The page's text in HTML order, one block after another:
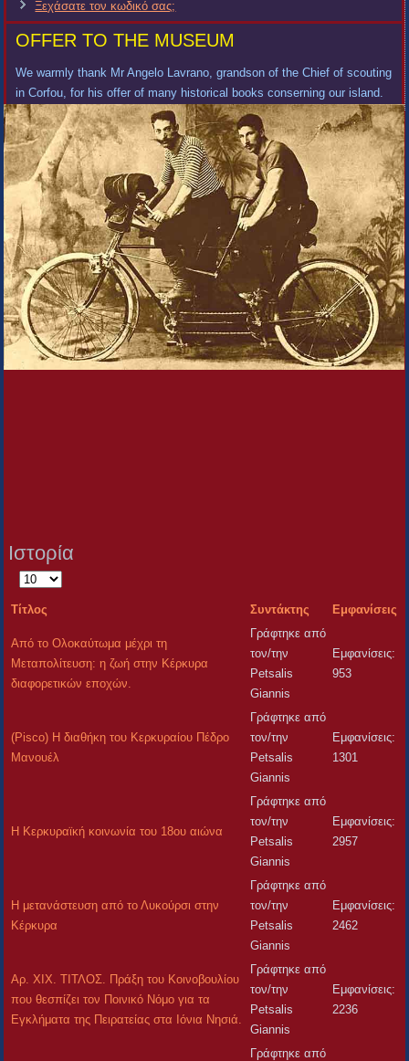
Ξεχάσατε τον κωδικό σας;
OFFER TO THE MUSEUM
We warmly thank Mr Angelo Lavrano, grandson of the Chief of scouting
in Corfou, for his offer of many historical books conserning our island.
Ιστορία
Εμφάνιση
Τίτλος Συντάκτης Εμφανίσεις
Από το Ολοκαύτωμα μέχρι τη
Μεταπολίτευση: η ζωή στην Κέρκυρα
διαφορετικών εποχών.
Γράφτηκε από
τον/την
Petsalis
Giannis
Εμφανίσεις:
953
(Pisco) Η διαθήκη του Κερκυραίου Πέδρο
Μανουέλ
Γράφτηκε από
τον/την
Petsalis
Giannis
Εμφανίσεις:
1301
Η Κερκυραϊκή κοινωνία του 18ου αιώνα
Γράφτηκε από
τον/την
Petsalis
Giannis
Εμφανίσεις:
2957
Η μετανάστευση από το Λυκούρσι στην
Κέρκυρα
Γράφτηκε από
τον/την
Petsalis
Giannis
Εμφανίσεις:
2462
Αρ. XIX. ΤΙΤΛΟΣ. Πράξη του Κοινοβουλίου
που θεσπίζει τον Ποινικό Νόμο για τα
Εγκλήματα της Πειρατείας στα Ιόνια Νησιά.
Γράφτηκε από
τον/την
Petsalis
Giannis
Εμφανίσεις:
2236
Γράφτηκε από